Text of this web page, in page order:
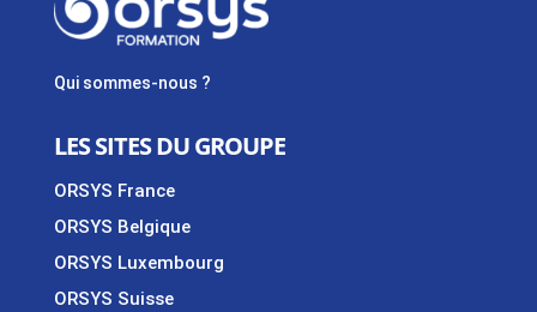
Qui sommes-nous ?
LES SITES DU GROUPE
ORSYS France
ORSYS Belgique
ORSYS Luxembourg
ORSYS Suisse